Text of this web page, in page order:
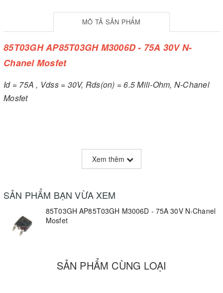
MÔ TẢ SẢN PHẨM
85T03GH AP85T03GH M3006D - 75A 30V N-
Chanel Mosfet
Id = 75A , Vdss = 30V, Rds(on) = 6.5 Mili-Ohm, N-Chanel
Mosfet
Xem thêm
SẢN PHẨM BẠN VỪA XEM
85T03GH AP85T03GH M3006D - 75A 30V N-Chanel
Mosfet
SẢN PHẨM CÙNG LOẠI